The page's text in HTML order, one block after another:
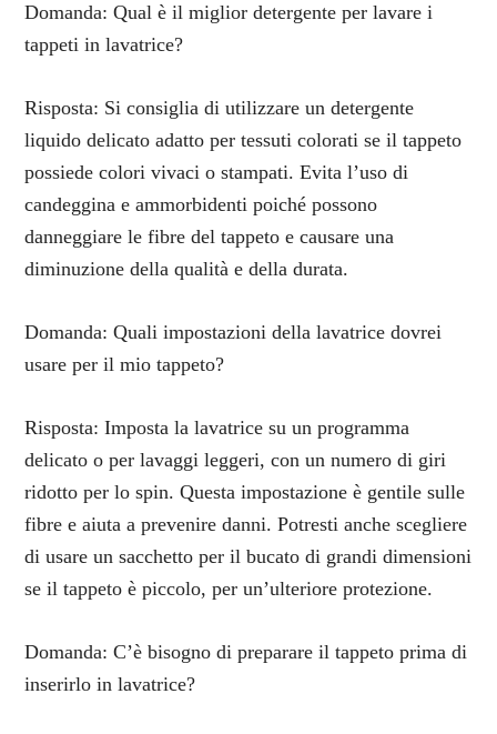
Domanda: Qual è il miglior detergente per lavare i
tappeti in lavatrice?
Risposta: Si consiglia di utilizzare un detergente
liquido delicato adatto per tessuti colorati se il tappeto
possiede colori vivaci o stampati. Evita l’uso di
candeggina e ammorbidenti poiché possono
danneggiare le fibre del tappeto e causare una
diminuzione della qualità e della durata.
Domanda: Quali impostazioni della lavatrice dovrei
usare per il mio tappeto?
Risposta: Imposta la lavatrice su un programma
delicato o per lavaggi leggeri, con un numero di giri
ridotto per lo spin. Questa impostazione è gentile sulle
fibre e aiuta a prevenire danni. Potresti anche scegliere
di usare un sacchetto per il bucato di grandi dimensioni
se il tappeto è piccolo, per un’ulteriore protezione.
Domanda: C’è bisogno di preparare il tappeto prima di
inserirlo in lavatrice?